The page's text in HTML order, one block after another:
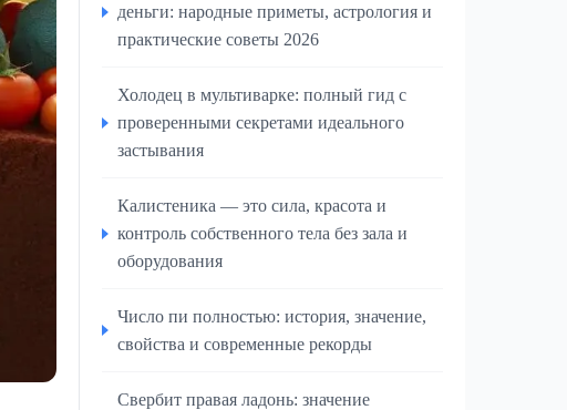
деньги: народные приметы, астрология и
практические советы 2026
Холодец в мультиварке: полный гид с
проверенными секретами идеального
застывания
Калистеника — это сила, красота и
контроль собственного тела без зала и
оборудования
Число пи полностью: история, значение,
свойства и современные рекорды
Свербит правая ладонь: значение